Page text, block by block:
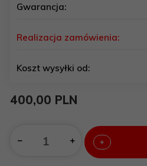
Gwarancja:
Realizacja zamówienia:
Koszt wysyłki od:
400,00 PLN
+